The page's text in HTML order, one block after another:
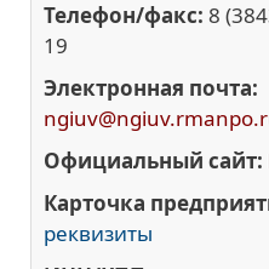
Телефон/факс: 8
19
Электронная почта:
Официальный сайт:
Карточка
реквизиты